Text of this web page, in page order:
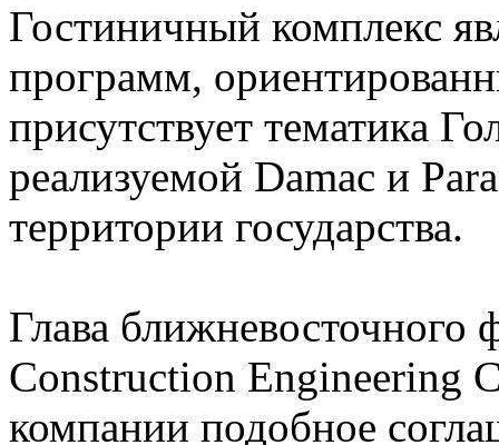
Гостиничный комплекс
программ,
присутствует тематика
реализуемой Damac и
территории государства.
Глава ближневосточного
Construction Engineering
компании подобное